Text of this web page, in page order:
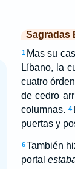
Sagradas
1 Mas su
Líbano, la
cuatro
de cedro
columnas. 4
puertas y
6 También
portal